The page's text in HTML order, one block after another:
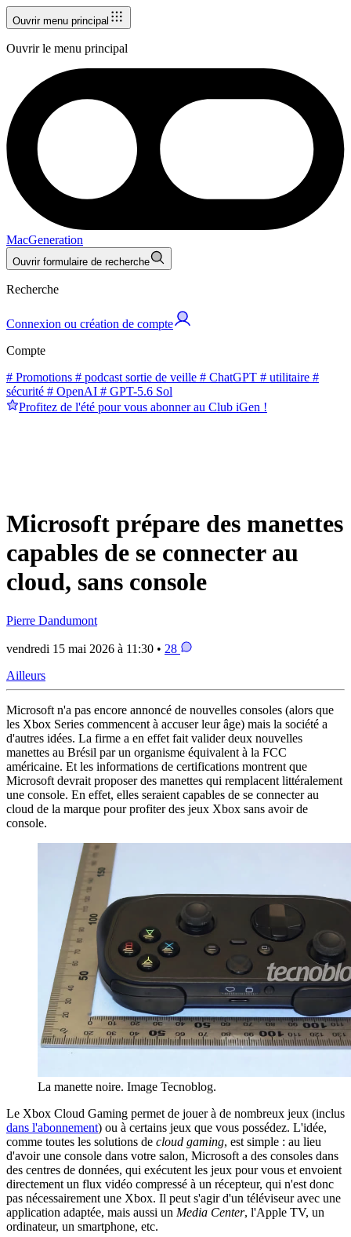
Ouvrir menu principal
Ouvrir le menu principal
MacGeneration
Ouvrir formulaire de recherche
Recherche
Connexion ou création de compte
Compte
# Promotions # podcast sortie de veille # ChatGPT # utilitaire #
sécurité # OpenAI # GPT-5.6 Sol
Profitez de l'été pour vous abonner au Club iGen !
Microsoft prépare des manettes
capables de se connecter au
cloud, sans console
Pierre Dandumont
vendredi 15 mai 2026 à 11:30 • 28
Ailleurs
Microsoft n'a pas encore annoncé de nouvelles consoles (alors que
les Xbox Series commencent à accuser leur âge) mais la société a
d'autres idées. La firme a en effet fait valider deux nouvelles
manettes au Brésil par un organisme équivalent à la FCC
américaine. Et les informations de certifications montrent que
Microsoft devrait proposer des manettes qui remplacent littéralement
une console. En effet, elles seraient capables de se connecter au
cloud de la marque pour profiter des jeux Xbox sans avoir de
console.
La manette noire. Image Tecnoblog.
Le Xbox Cloud Gaming permet de jouer à de nombreux jeux (inclus
dans l'abonnement) ou à certains jeux que vous possédez. L'idée,
comme toutes les solutions de cloud gaming, est simple : au lieu
d'avoir une console dans votre salon, Microsoft a des consoles dans
des centres de données, qui exécutent les jeux pour vous et envoient
directement un flux vidéo compressé à un récepteur, qui n'est donc
pas nécessairement une Xbox. Il peut s'agir d'un téléviseur avec une
application adaptée, mais aussi un Media Center, l'Apple TV, un
ordinateur, un smartphone, etc.